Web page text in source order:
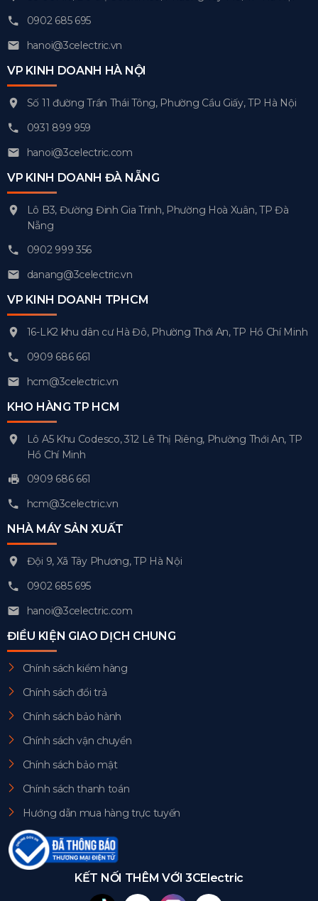
0902 685 695
hanoi@3celectric.vn
VP KINH DOANH HÀ NỘI
Số 11 đường Trần Thái Tông, Phường Cầu Giấy, TP Hà Nội
0931 899 959
hanoi@3celectric.com
VP KINH DOANH ĐÀ NẴNG
Lô B3, Đường Đinh Gia Trinh, Phường Hoà Xuân, TP Đà
Nẵng
0902 999 356
danang@3celectric.vn
VP KINH DOANH TPHCM
16-LK2 khu dân cư Hà Đô, Phường Thới An, TP Hồ Chí Minh
0909 686 661
hcm@3celectric.vn
KHO HÀNG TP HCM
Lô A5 Khu Codesco, 312 Lê Thị Riêng, Phường Thới An, TP
Hồ Chí Minh
0909 686 661
hcm@3celectric.vn
NHÀ MÁY SẢN XUẤT
Đội 9, Xã Tây Phương, TP Hà Nội
0902 685 695
hanoi@3celectric.com
ĐIỀU KIỆN GIAO DỊCH CHUNG
Chính sách kiểm hàng
Chính sách đổi trả
Chính sách bảo hành
Chính sách vận chuyển
Chính sách bảo mật
Chính sách thanh toán
Hướng dẫn mua hàng trực tuyến
KẾT NỐI THÊM VỚI 3CElectric